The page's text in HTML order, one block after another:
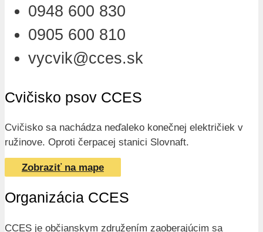
0948 600 830
0905 600 810
vycvik@cces.sk
Cvičisko psov CCES
Cvičisko sa nachádza neďaleko konečnej električiek v
ružinove. Oproti čerpacej stanici Slovnaft.
Zobraziť na mape
Organizácia CCES
CCES je občianskym združením zaoberajúcim sa